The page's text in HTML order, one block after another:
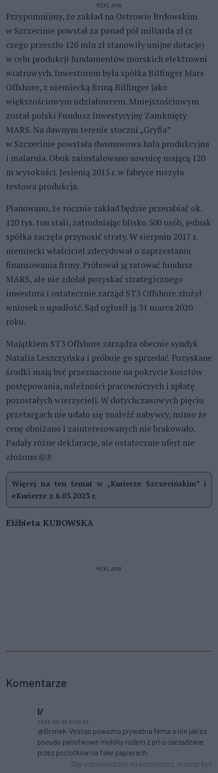
REKLAMA
Przypomnijmy, że zakład na Ostrowie Brdowskim
w Szczecinie powstał za ponad pół miliarda zł (z
czego przeszło 120 mln zł stanowiły unijne dotacje)
w celu produkcji fundamentów morskich elektrowni
wiatrowych. Inwestorem była spółka Bilfinger Mars
Offshore, z niemiecką firmą Bilfinger jako
większościowym udziałowcem. Mniejszościowym
został polski Fundusz Inwestycyjny Zamknięty
MARS. Na dawnym terenie stoczni „Gryfia”
w Szczecinie powstała dwunawowa hala produkcyjna
i malarnia. Obok zainstalowano suwnicę mającą 120
m wysokości. Jesienią 2015 r. w fabryce ruszyła
testowa produkcja.
Planowano, że rocznie zakład będzie przerabiać ok.
120 tys. ton stali, zatrudniając blisko 500 osób, jednak
spółka zaczęła przynosić straty. W sierpniu 2017 r.
niemiecki właściciel zdecydował o zaprzestaniu
finansowania firmy. Próbował ją ratować fundusz
MARS, ale nie zdołał pozyskać strategicznego
inwestora i ostatecznie zarząd ST3 Offshore złożył
wniosek o upadłość. Sąd ogłosił ją 31 marca 2020
roku.
Majątkiem ST3 Offshore zarządza obecnie syndyk
Natalia Leszczyńska i próbuje go sprzedać. Pozyskane
środki mają być przeznaczone na pokrycie kosztów
postępowania, należności pracowniczych i spłatę
pozostałych wierzycieli. W dotychczasowych pięciu
przetargach nie udało się znaleźć nabywcy, mimo że
cenę obniżano i zainteresowanych nie brakowało.
Padały różne deklaracje, ale ostatecznie ofert nie
złożono.©℗
Więcej na ten temat w „Kurierze Szczecińskim” i
eKurierze z 6.03.2023 r.
Elżbieta KUBOWSKA
REKLAMA
Komentarze
l/
2023-03-06 21:33:03
@Bronek-Vestas powazna prywatna firma a nie jakies
pseudo panstwowe molohy rodem z prl-u zarzadzane
przez pociotkow na fake papierach
Aby odpowiedzieć na komentarz, musisz być